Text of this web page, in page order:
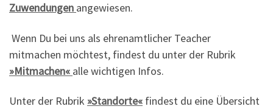
Zuwendungen angewiesen.
Wenn Du bei uns als ehrenamtlicher Teacher
mitmachen möchtest, findest du unter der Rubrik
»Mitmachen« alle wichtigen Infos.
Unter der Rubrik »Standorte« findest du eine Übersicht